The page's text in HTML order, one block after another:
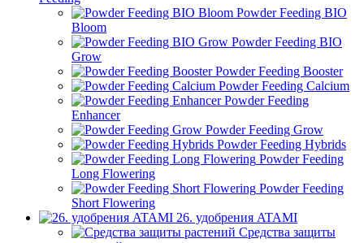
Powder Feeding BIO
Bloom
Powder Feeding BIO
Grow
Powder Feeding Booster
Powder Feeding Calcium
Powder Feeding
Enhancer
Powder Feeding Grow
Powder Feeding Hybrids
Powder Feeding
Long Flowering
Powder Feeding
Short Flowering
26. удобрения ATAMI
Средства защиты